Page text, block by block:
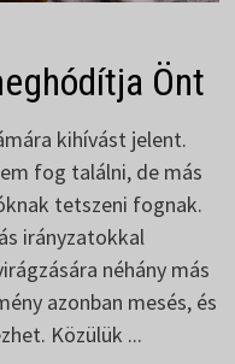
Önt
kihívást jelent.
fog találni, de más
tetszeni fognak.
irányzatokkal
néhány más
azonban mesés, és
Közülük ...